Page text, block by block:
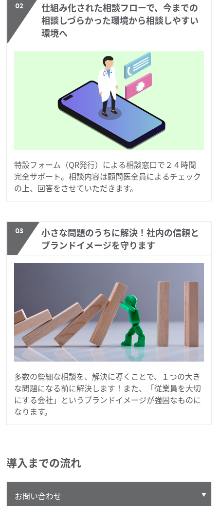
02
仕組み化された相談フローで、今までの
相談しづらかった環境から相談しやすい
環境へ
特設フォーム（QR発行）による相談窓口で２４時間
完全サポート。相談内容は顧問医全員によるチェック
の上、回答をさせていただきます。
03
小さな問題のうちに解決！社内の信頼と
ブランドイメージを守ります
多数の些細な相談を、解決に導くことで、１つの大き
な問題になる前に解決します！また、「従業員を大切
にする会社」というブランドイメージが強固なものに
なります。
導入までの流れ
お問い合わせ